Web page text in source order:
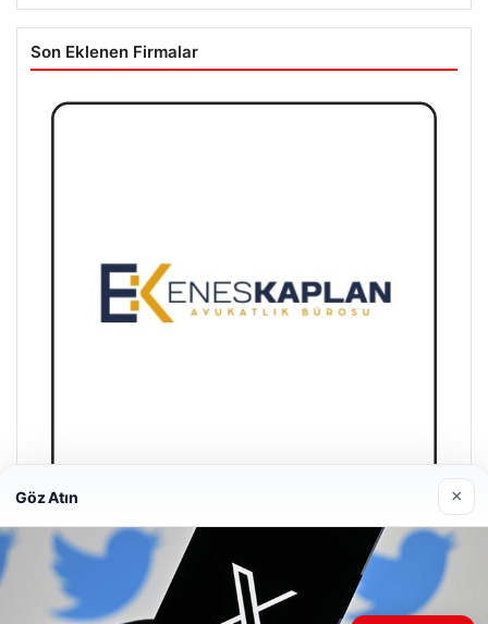
Son Eklenen Firmalar
Enes Kaplan Avukatlık Bürosu
28/04/2026
Göz Atın ×